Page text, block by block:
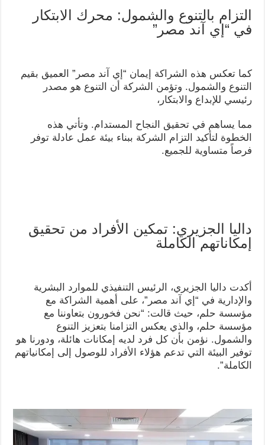
التزام بالتنوع والشمول: محرك الابتكار
في “إي آند مصر”
كما تعكس هذه الشراكة إيمان “إي آند مصر” العميق بقيم
التنوع والشمول. وتؤمن الشركة أن التنوع هو مصدر
رئيسي للإبداع والابتكار،
مما يساهم في تحقيق النجاح المستدام. وتأتي هذه
الخطوة لتأكيد التزام الشركة ببناء بيئة عمل عادلة توفر
فرصاً متساوية للجميع.
داليا الجزيري: تمكين الأفراد من تحقيق
إمكاناتهم الكاملة
أكدت داليا الجزيري، الرئيس التنفيذي للموارد البشرية
والإدارية في “إي آند مصر”، على أهمية الشراكة مع
مؤسسة حلم، حيث قالت: “نحن فخورون بتعاوننا مع
مؤسسة حلم، والذي يعكس التزامنا بتعزيز التنوع
والشمول. نؤمن بأن كل فرد لديه إمكانات هائلة، ودورنا هو
توفير البيئة التي تدعم هؤلاء الأفراد للوصول إلى إمكانياتهم
الكاملة”.